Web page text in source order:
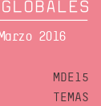
2016
MDE15
TEMAS